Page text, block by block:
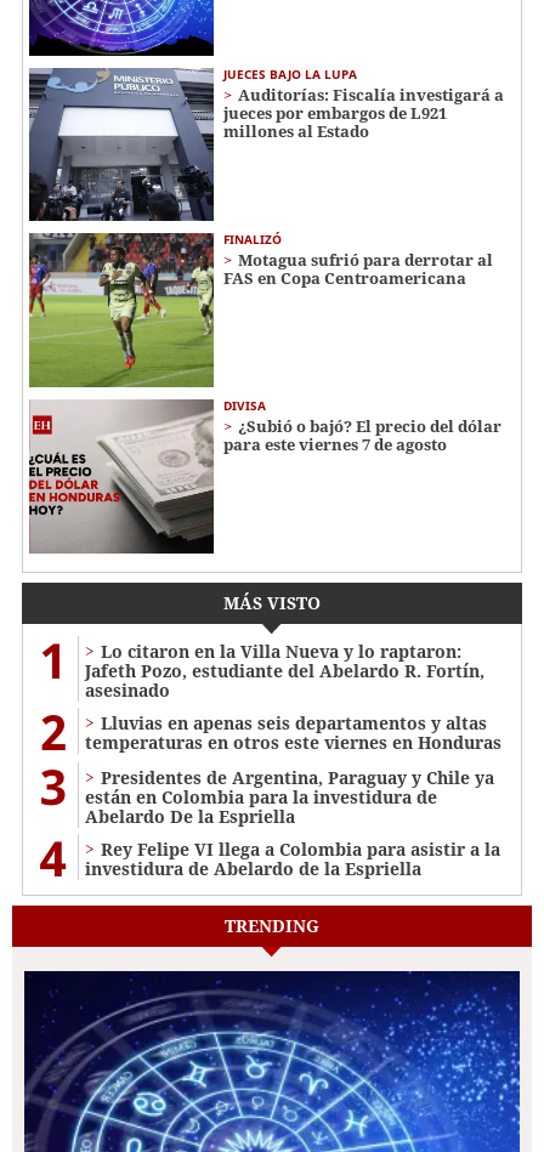
JUECES BAJO LA LUPA
Auditorías: Fiscalía investigará a
jueces por embargos de L921
millones al Estado
FINALIZÓ
Motagua sufrió para derrotar al
FAS en Copa Centroamericana
DIVISA
¿Subió o bajó? El precio del dólar
para este viernes 7 de agosto
MÁS VISTO
1
Lo citaron en la Villa Nueva y lo raptaron:
Jafeth Pozo, estudiante del Abelardo R. Fortín,
asesinado
2
Lluvias en apenas seis departamentos y altas
temperaturas en otros este viernes en Honduras
3
Presidentes de Argentina, Paraguay y Chile ya
están en Colombia para la investidura de
Abelardo De la Espriella
4
Rey Felipe VI llega a Colombia para asistir a la
investidura de Abelardo de la Espriella
TRENDING